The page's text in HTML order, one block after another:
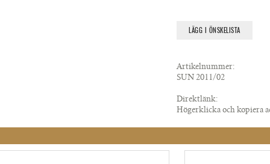
LÄGG I ÖNSKELISTA
Artikelnummer:
SUN 2011/02
Direktlänk:
Högerklicka och kopiera